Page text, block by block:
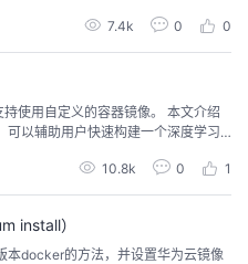
只要安装二进制文件，就可以扫描
他镜像扫描工具相比...
7.4k 0 0
使用自定义的容器镜像。 本文介绍
可以辅助用户快速构建一个深度学习
10.8k 0 1
install）
本docker的方法，并设置华为云镜像